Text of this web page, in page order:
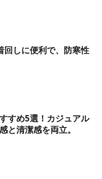
回しに便利で、防寒性
すめ5選！カジュアル
と清潔感を両立。